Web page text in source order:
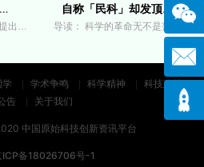
从天地生到天地生人综合研究的深刻涵义 自称「民科」却发顶刊一作，知乎自曝经
导读： 科学的革命无不是范式的革命，常规危机
学 学术争鸣 科学精神
科技政策
告
关于我们
中国原始科技创新资讯平台
ICP备18026706号-1